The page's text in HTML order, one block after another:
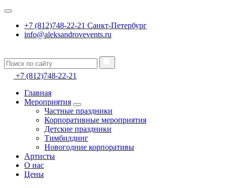
+7 (812)748-22-21 Санкт-Петербург
info@aleksandrovevents.ru
+7 (812)748-22-21
Главная
Мероприятия
Частные праздники
Корпоративные мероприятия
Детские праздники
Тимбилдинг
Новогодние корпоративы
Артисты
О нас
Цены